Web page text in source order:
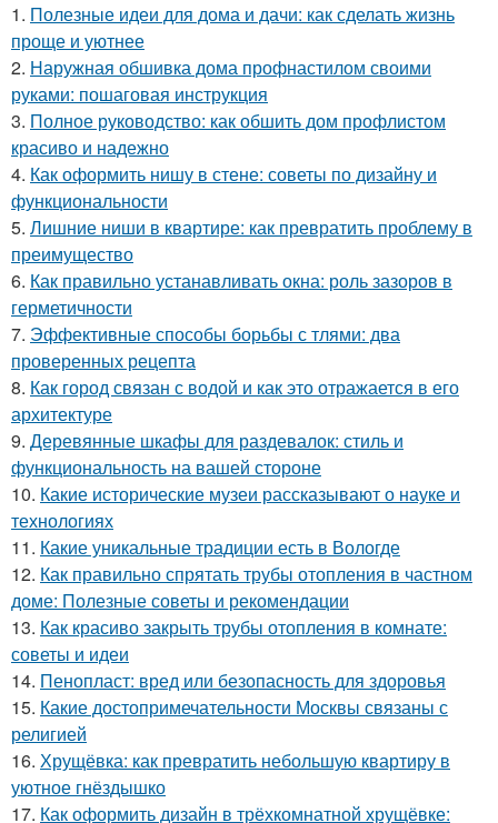
1. Полезные идеи для дома и дачи: как сделать жизнь
проще и уютнее
2. Наружная обшивка дома профнастилом своими
руками: пошаговая инструкция
3. Полное руководство: как обшить дом профлистом
красиво и надежно
4. Как оформить нишу в стене: советы по дизайну и
функциональности
5. Лишние ниши в квартире: как превратить проблему в
преимущество
6. Как правильно устанавливать окна: роль зазоров в
герметичности
7. Эффективные способы борьбы с тлями: два
проверенных рецепта
8. Как город связан с водой и как это отражается в его
архитектуре
9. Деревянные шкафы для раздевалок: стиль и
функциональность на вашей стороне
10. Какие исторические музеи рассказывают о науке и
технологиях
11. Какие уникальные традиции есть в Вологде
12. Как правильно спрятать трубы отопления в частном
доме: Полезные советы и рекомендации
13. Как красиво закрыть трубы отопления в комнате:
советы и идеи
14. Пенопласт: вред или безопасность для здоровья
15. Какие достопримечательности Москвы связаны с
религией
16. Хрущёвка: как превратить небольшую квартиру в
уютное гнёздышко
17. Как оформить дизайн в трёхкомнатной хрущёвке: